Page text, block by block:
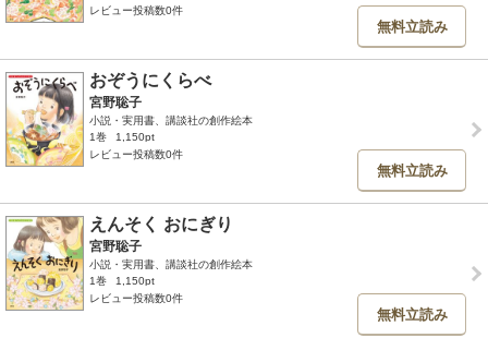
レビュー投稿数0件
無料立読み
おぞうにくらべ
宮野聡子
小説・実用書、講談社の創作絵本
1巻
1,150pt
レビュー投稿数0件
無料立読み
えんそく おにぎり
宮野聡子
小説・実用書、講談社の創作絵本
1巻
1,150pt
レビュー投稿数0件
無料立読み